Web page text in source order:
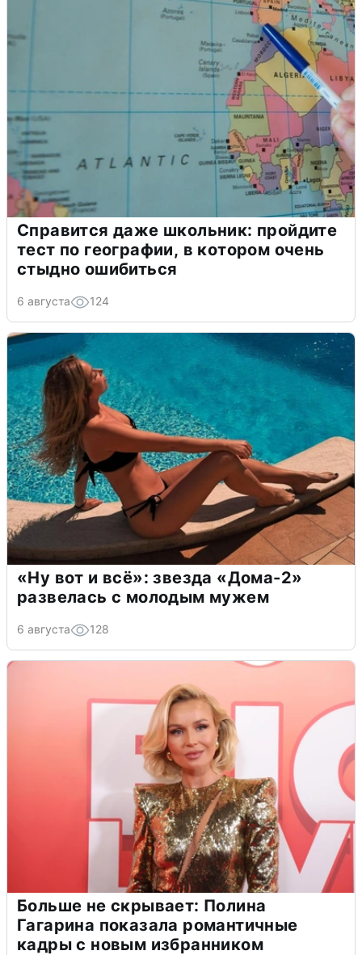
Справится даже школьник: пройдите
тест по географии, в котором очень
стыдно ошибиться
6 августа 124
«Ну вот и всё»: звезда «Дома-2»
развелась с молодым мужем
6 августа 128
Больше не скрывает: Полина
Гагарина показала романтичные
кадры с новым избранником